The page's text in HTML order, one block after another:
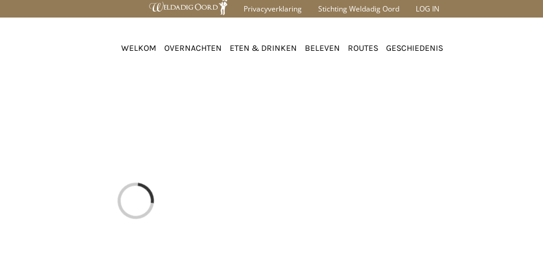
Privacyverklaring Stichting Weldadig Oord LOG IN
WELKOM OVERNACHTEN ETEN & DRINKEN BELEVEN ROUTES GESCHIEDENIS
Loading...